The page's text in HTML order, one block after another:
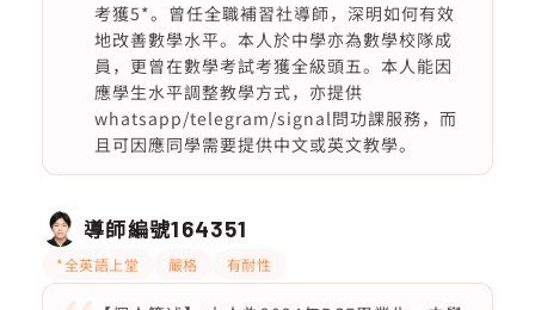
考獲5*。曾任全職補習社導師，深明如何有效
地改善數學水平。本人於中學亦為數學校隊成
員，更曾在數學考試考獲全級頭五。本人能因
應學生水平調整教學方式，亦提供
whatsapp/telegram/signal問功課服務，而
且可因應同學需要提供中文或英文教學。
導師編號164351
*全英語上堂 嚴格 有耐性